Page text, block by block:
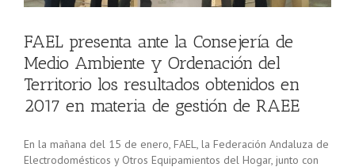
FAEL presenta ante la Consejería de
Medio Ambiente y Ordenación del
Territorio los resultados obtenidos en
2017 en materia de gestión de RAEE
En la mañana del 15 de enero, FAEL, la Federación Andaluza de
Electrodomésticos y Otros Equipamientos del Hogar, junto con